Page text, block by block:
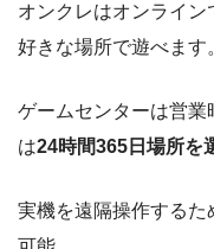
オンクレはオンライン
好きな場所で遊べます
ゲームセンターは営業
は24時間365日場所を
実機を遠隔操作するた